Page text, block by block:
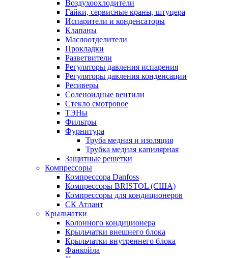
Воздухоохлодители
Гайки, сервисные краны, штуцера
Испарители и конденсаторы
Клапаны
Маслоотделители
Прокладки
Разветвители
Регуляторы давления испарения
Регуляторы давления конденсации
Ресиверы
Соленоидные вентили
Стекло смотровое
ТЭНы
Фильтры
Фурнитура
Труба медная и изоляция
Трубка медная капилярная
Защитные решетки
Компрессоры
Компрессора Danfoss
Компрессоры BRISTOL (США)
Компрессоры для кондиционеров
СК Атлант
Крыльчатки
Колонного кондиционера
Крыльчатки внешнего блока
Крыльчатки внутреннего блока
Фанкойла